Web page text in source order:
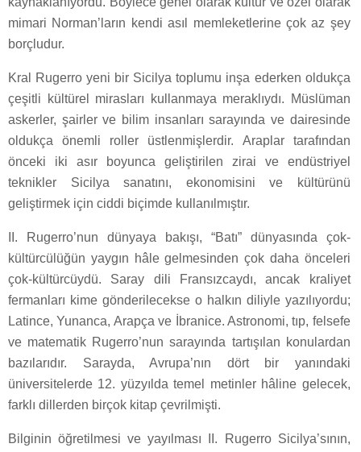
mimari Norman’ların kendi asıl memleketlerine çok az şey
borçludur.
Kral Rugerro yeni bir Sicilya toplumu inşa ederken oldukça
çeşitli kültürel mirasları kullanmaya meraklıydı. Müslüman
askerler, şairler ve bilim insanları sarayında ve dairesinde
oldukça önemli roller üstlenmişlerdir. Araplar tarafından
önceki iki asır boyunca geliştirilen zirai ve endüstriyel
teknikler Sicilya sanatını, ekonomisini ve kültürünü
geliştirmek için ciddi biçimde kullanılmıştır.
II. Rugerro’nun dünyaya bakışı, “Batı” dünyasında çok-
kültürcülüğün yaygın hâle gelmesinden çok daha önceleri
çok-kültürcüydü. Saray dili Fransızcaydı, ancak kraliyet
fermanları kime gönderilecekse o halkın diliyle yazılıyordu;
Latince, Yunanca, Arapça ve İbranice. Astronomi, tıp, felsefe
ve matematik Rugerro’nun sarayında tartışılan konulardan
bazılarıdır. Sarayda, Avrupa’nın dört bir yanındaki
üniversitelerde 12. yüzyılda temel metinler hâline gelecek,
farklı dillerden birçok kitap çevrilmişti.
Bilginin öğretilmesi ve yayılması II. Rugerro Sicilya’sının,